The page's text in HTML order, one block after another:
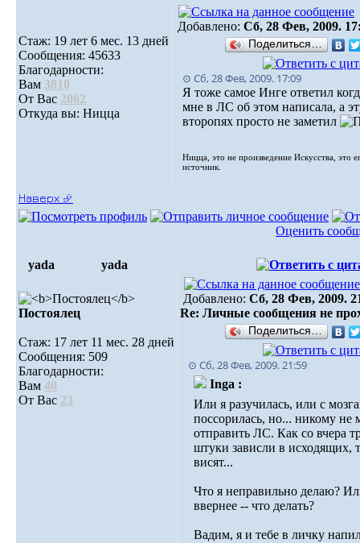
Стаж: 19 лет 6 мес. 13 дней
Сообщения: 45633
Благодарности:
Вам 3810
От Вас 2062
Откуда вы: Ницца
Добавлено: Сб, 28 Фев, 2009.
Поделиться…
⊙ Сб, 28 Фев, 2009. 17:09
Я тоже самое Инге ответил
мне в ЛС об этом написала, а
второпях просто не заметил
Ницца, это не произведение Искусства, это
источник.
Наверх ⮵
Оценить
yada yada
Постоялец
Стаж: 17 лет 11 мес. 28 дней
Сообщения: 509
Благодарности:
Вам 40
От Вас 23
Добавлено: Сб, 28 Фев, 2009.
Re: Личные сообщения не
Поделиться…
⊙ Сб, 28 Фев, 2009. 21:59
Inga :
Или я разучилась, или с
поссорилась, но... никому не
отправить ЛС. Как со вчера
штуки зависли в исходящих,
висят...
Что я неправильно делаю?
ввернее -- что делать?
Вадим, я и тебе в личку